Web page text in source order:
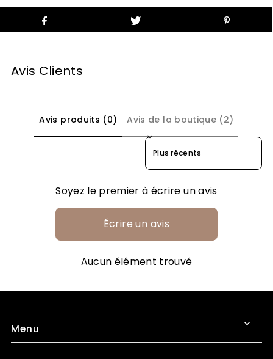
Avis Clients
Avis produits (0) Avis de la boutique (2)
Sort reviews by
Soyez le premier à écrire un avis
Écrire un avis
Aucun élément trouvé
Menu